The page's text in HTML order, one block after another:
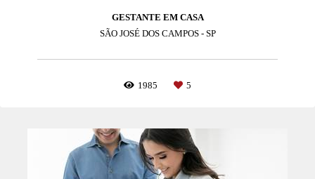
GESTANTE EM CASA
SÃO JOSÉ DOS CAMPOS - SP
1985 5